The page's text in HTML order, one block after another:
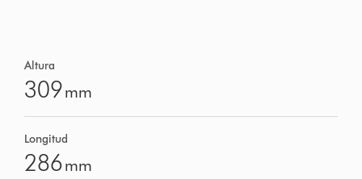
Altura
309mm
Longitud
286mm